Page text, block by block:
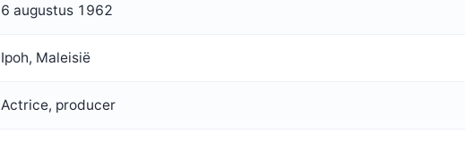
6 augustus 1962
Ipoh, Maleisië
Actrice, producer